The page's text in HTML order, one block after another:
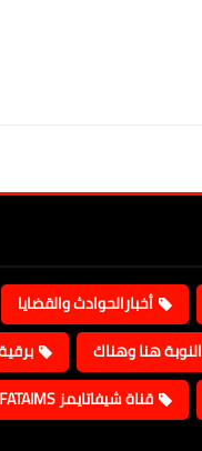
أخبارالحوادث والقضايا
النوبة هنا وهناك
قناة شيفاتايمز TV / SHEFATAIMS